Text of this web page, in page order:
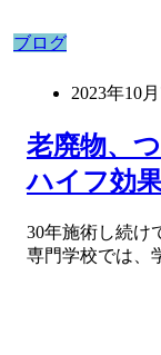
ブログ
2023年10月
老廃物、
ハイフ効
30年施術し続け
専門学校では、